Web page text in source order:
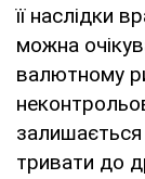
її наслідки
можна
валютному
тривати до